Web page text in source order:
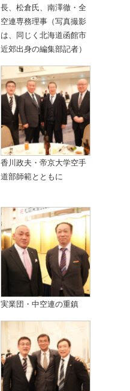
長、松倉氏、南澤徹・全
空連専務理事（写真撮影
は、同じく北海道函館市
近郊出身の編集部記者）
香川政夫・帝京大学空手
道部師範とともに
実業団・中空連の重鎮